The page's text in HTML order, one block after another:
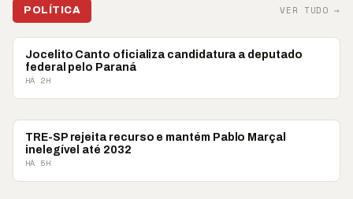
POLÍTICA VER TUDO →
POLÍTICA
Jocelito Canto oficializa candidatura a deputado
federal pelo Paraná
HÁ 2H
POLÍTICA
TRE-SP rejeita recurso e mantém Pablo Marçal
inelegível até 2032
HÁ 5H